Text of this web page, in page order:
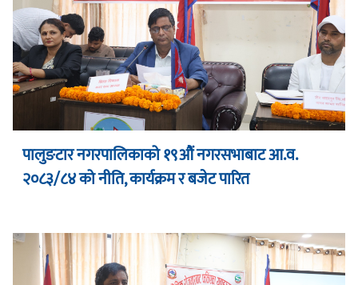
पालुङटार नगरपालिकाको १९औं नगरसभाबाट आ.व.
२०८३/८४ को नीति, कार्यक्रम र बजेट पारित